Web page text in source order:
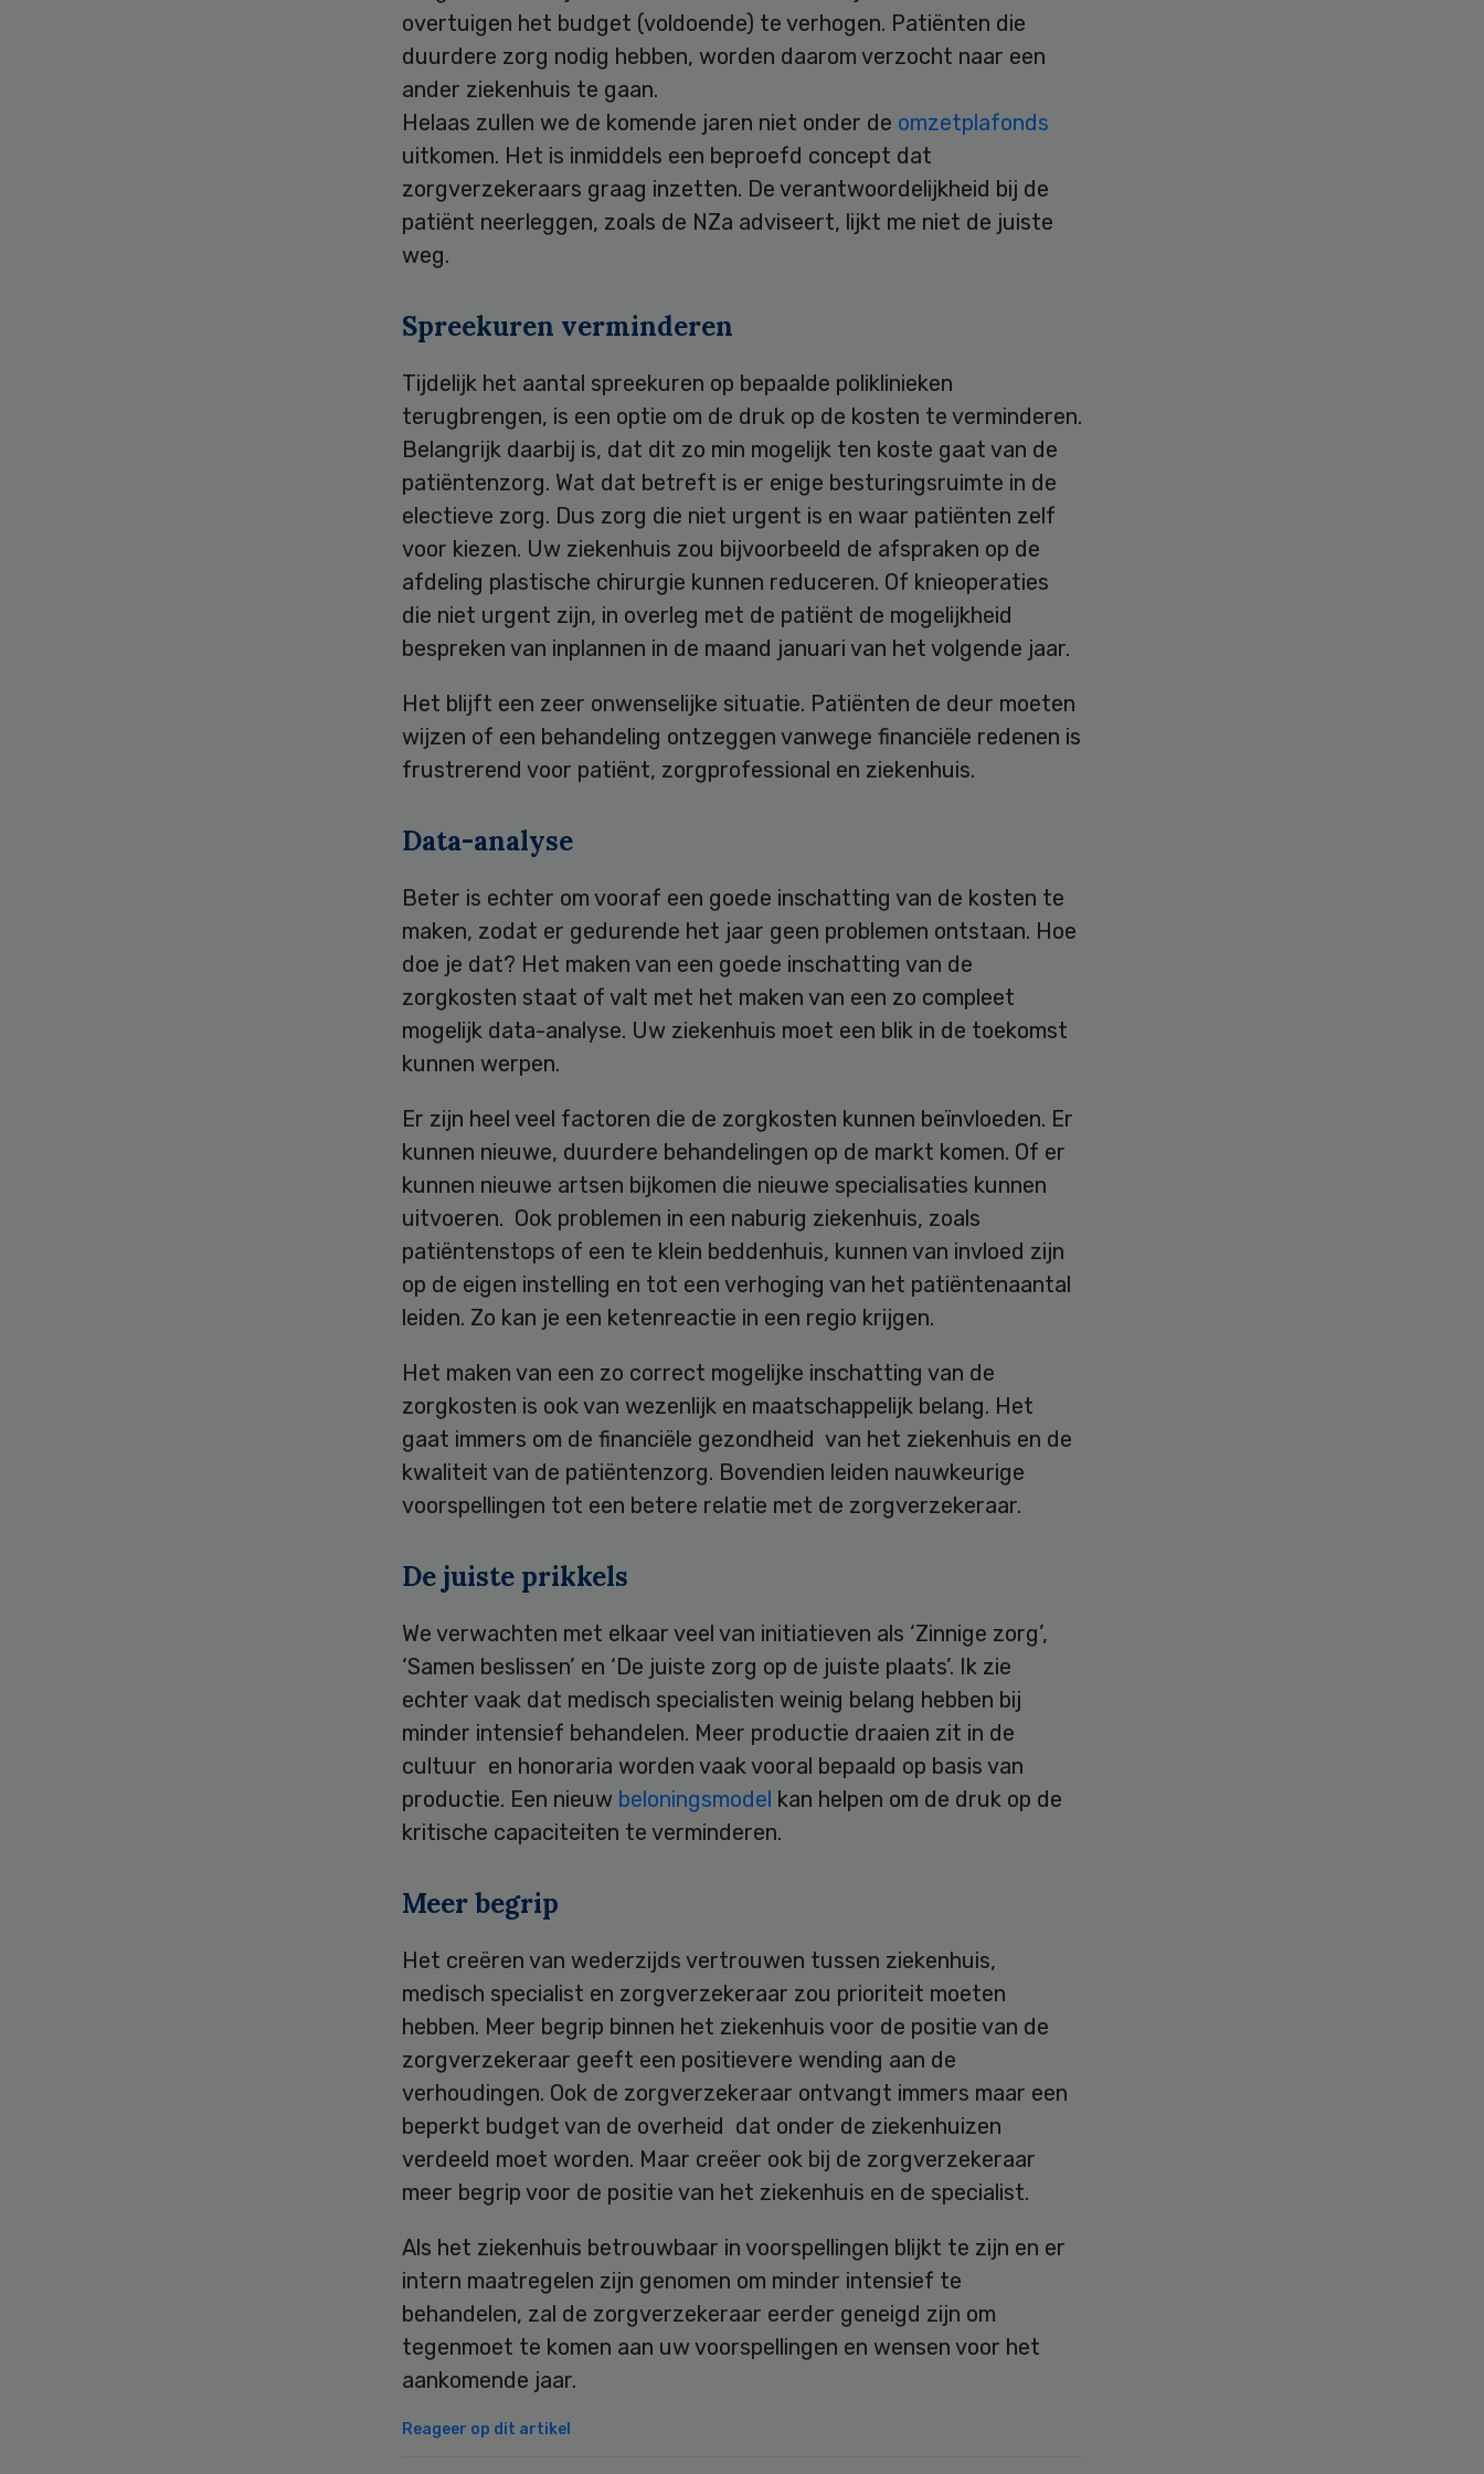
overtuigen het budget (voldoende) te verhogen. Patiënten die
duurdere zorg nodig hebben, worden daarom verzocht naar een
ander ziekenhuis te gaan.
Helaas zullen we de komende jaren niet onder de omzetplafonds
uitkomen. Het is inmiddels een beproefd concept dat
zorgverzekeraars graag inzetten. De verantwoordelijkheid bij de
patiënt neerleggen, zoals de NZa adviseert, lijkt me niet de juiste
weg.
Spreekuren verminderen
Tijdelijk het aantal spreekuren op bepaalde poliklinieken
terugbrengen, is een optie om de druk op de kosten te verminderen.
Belangrijk daarbij is, dat dit zo min mogelijk ten koste gaat van de
patiëntenzorg. Wat dat betreft is er enige besturingsruimte in de
electieve zorg. Dus zorg die niet urgent is en waar patiënten zelf
voor kiezen. Uw ziekenhuis zou bijvoorbeeld de afspraken op de
afdeling plastische chirurgie kunnen reduceren. Of knieoperaties
die niet urgent zijn, in overleg met de patiënt de mogelijkheid
bespreken van inplannen in de maand januari van het volgende jaar.
Het blijft een zeer onwenselijke situatie. Patiënten de deur moeten
wijzen of een behandeling ontzeggen vanwege financiële redenen is
frustrerend voor patiënt, zorgprofessional en ziekenhuis.
Data-analyse
Beter is echter om vooraf een goede inschatting van de kosten te
maken, zodat er gedurende het jaar geen problemen ontstaan. Hoe
doe je dat? Het maken van een goede inschatting van de
zorgkosten staat of valt met het maken van een zo compleet
mogelijk data-analyse. Uw ziekenhuis moet een blik in de toekomst
kunnen werpen.
Er zijn heel veel factoren die de zorgkosten kunnen beïnvloeden. Er
kunnen nieuwe, duurdere behandelingen op de markt komen. Of er
kunnen nieuwe artsen bijkomen die nieuwe specialisaties kunnen
uitvoeren. Ook problemen in een naburig ziekenhuis, zoals
patiëntenstops of een te klein beddenhuis, kunnen van invloed zijn
op de eigen instelling en tot een verhoging van het patiëntenaantal
leiden. Zo kan je een ketenreactie in een regio krijgen.
Het maken van een zo correct mogelijke inschatting van de
zorgkosten is ook van wezenlijk en maatschappelijk belang. Het
gaat immers om de financiële gezondheid van het ziekenhuis en de
kwaliteit van de patiëntenzorg. Bovendien leiden nauwkeurige
voorspellingen tot een betere relatie met de zorgverzekeraar.
De juiste prikkels
We verwachten met elkaar veel van initiatieven als ‘Zinnige zorg’,
‘Samen beslissen’ en ‘De juiste zorg op de juiste plaats’. Ik zie
echter vaak dat medisch specialisten weinig belang hebben bij
minder intensief behandelen. Meer productie draaien zit in de
cultuur en honoraria worden vaak vooral bepaald op basis van
productie. Een nieuw beloningsmodel kan helpen om de druk op de
kritische capaciteiten te verminderen.
Meer begrip
Het creëren van wederzijds vertrouwen tussen ziekenhuis,
medisch specialist en zorgverzekeraar zou prioriteit moeten
hebben. Meer begrip binnen het ziekenhuis voor de positie van de
zorgverzekeraar geeft een positievere wending aan de
verhoudingen. Ook de zorgverzekeraar ontvangt immers maar een
beperkt budget van de overheid dat onder de ziekenhuizen
verdeeld moet worden. Maar creëer ook bij de zorgverzekeraar
meer begrip voor de positie van het ziekenhuis en de specialist.
Als het ziekenhuis betrouwbaar in voorspellingen blijkt te zijn en er
intern maatregelen zijn genomen om minder intensief te
behandelen, zal de zorgverzekeraar eerder geneigd zijn om
tegenmoet te komen aan uw voorspellingen en wensen voor het
aankomende jaar.
Reageer op dit artikel